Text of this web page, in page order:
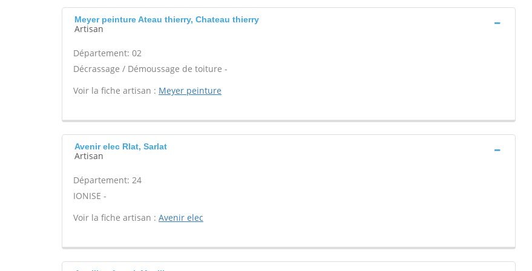
Meyer peinture Ateau thierry, Chateau thierry
Artisan
Département: 02
Décrassage / Démoussage de toiture -
Voir la fiche artisan : Meyer peinture
Avenir elec Rlat, Sarlat
Artisan
Département: 24
IONISE -
Voir la fiche artisan : Avenir elec